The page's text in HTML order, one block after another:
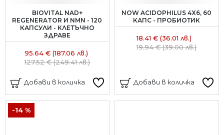
BIOVITAL NAD+
REGENERATOR И NMN - 120
КАПСУЛИ - КЛЕТЪЧНО
ЗДРАВЕ
95.64 € (187.06 лв.)
127.52 € (249.41 лв.)
Добави в количка
NOW ACIDOPHILUS 4X6, 60
КАПС - ПРОБИОТИК
18.41 € (36.01 лв.)
19.94 € (39.00 лв.)
Добави в количка
-14 %